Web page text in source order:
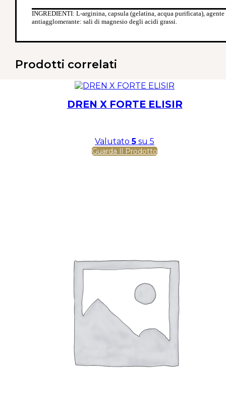
INGREDIENTI: L-arginina, capsula (gelatina, acqua purificata), agente
antiagglomerante: sali di magnesio degli acidi grassi.
Prodotti correlati
DREN X FORTE ELISIR
Valutato5 su 5
Guarda Il Prodotto